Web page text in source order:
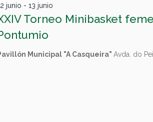
Torneo Minibasket
junio - 13 junio
Municipal "A Casqueira" Avda. do